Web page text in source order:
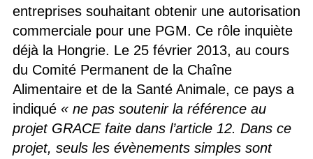
entreprises souhaitant obtenir une autorisation
commerciale pour une PGM. Ce rôle inquiète
déjà la Hongrie. Le 25 février 2013, au cours
du Comité Permanent de la Chaîne
Alimentaire et de la Santé Animale, ce pays a
indiqué « ne pas soutenir la référence au
projet GRACE faite dans l’article 12. Dans ce
projet, seuls les évènements simples sont